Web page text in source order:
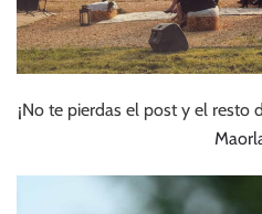
¡No te pierdas el post y el resto